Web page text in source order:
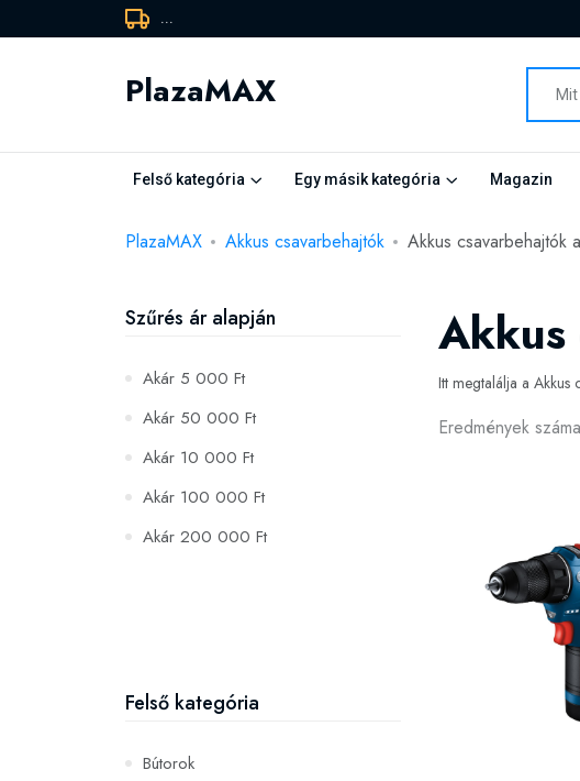
...
PlazaMAX
Felső kategória Egy másik kategória Magazin
PlazaMAX Akkus csavarbehajtók Akkus csavarbehajtók
Szűrés ár alapján
Akár 5 000 Ft
Akár 50 000 Ft
Akár 10 000 Ft
Akár 100 000 Ft
Akár 200 000 Ft
Felső kategória
Bútorok
Itt megtalálja a
Eredmények